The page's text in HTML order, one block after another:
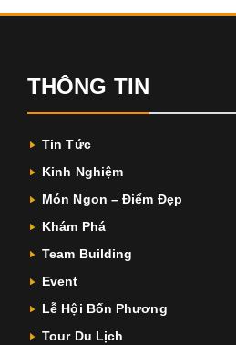
THÔNG TIN
Tin Tức
Kinh Nghiệm
Món Ngon – Điểm Đẹp
Khám Phá
Team Building
Event
Lễ Hội Bốn Phương
Tour Du Lịch